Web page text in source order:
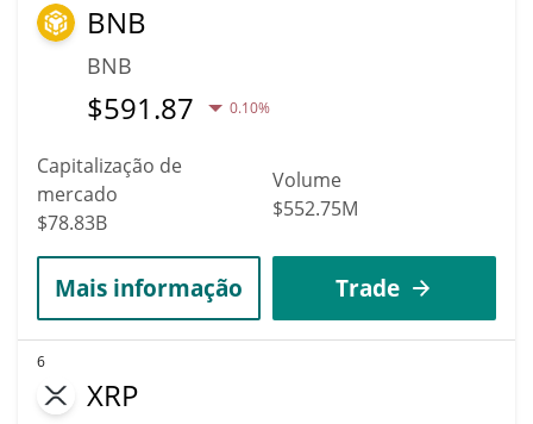
BNB
BNB
$591.87 0.10%
Capitalização de
mercado
$78.83B
Volume
$552.75M
Mais informação Trade
6
XRP